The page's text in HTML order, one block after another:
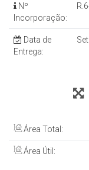
Nº
Incorporação:
Data de
Entrega:
Área Total:
Área Útil: